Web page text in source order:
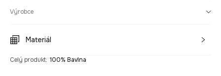
Výrobce
Materiál
Celý produkt: 100% Bavlna